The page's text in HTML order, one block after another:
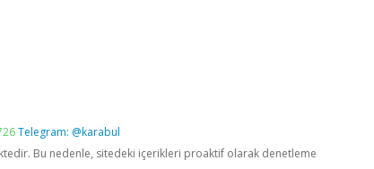
Telegram: @karabul
Bu nedenle, sitedeki içerikleri proaktif olarak denetleme